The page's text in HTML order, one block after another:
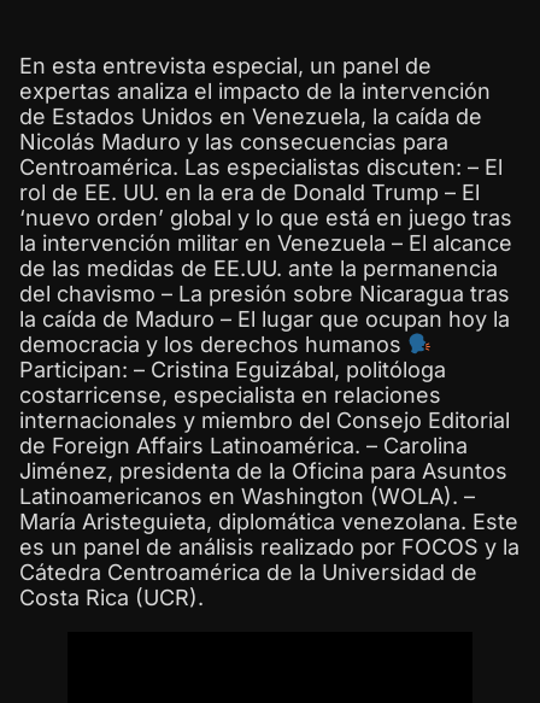
En esta entrevista especial, un panel de
expertas analiza el impacto de la intervención
de Estados Unidos en Venezuela, la caída de
Nicolás Maduro y las consecuencias para
Centroamérica. Las especialistas discuten: – El
rol de EE. UU. en la era de Donald Trump – El
‘nuevo orden’ global y lo que está en juego tras
la intervención militar en Venezuela – El alcance
de las medidas de EE.UU. ante la permanencia
del chavismo – La presión sobre Nicaragua tras
la caída de Maduro – El lugar que ocupan hoy la
democracia y los derechos humanos
Participan: – Cristina Eguizábal, politóloga
costarricense, especialista en relaciones
internacionales y miembro del Consejo Editorial
de Foreign Affairs Latinoamérica. – Carolina
Jiménez, presidenta de la Oficina para Asuntos
Latinoamericanos en Washington (WOLA). –
María Aristeguieta, diplomática venezolana. Este
es un panel de análisis realizado por FOCOS y la
Cátedra Centroamérica de la Universidad de
Costa Rica (UCR).